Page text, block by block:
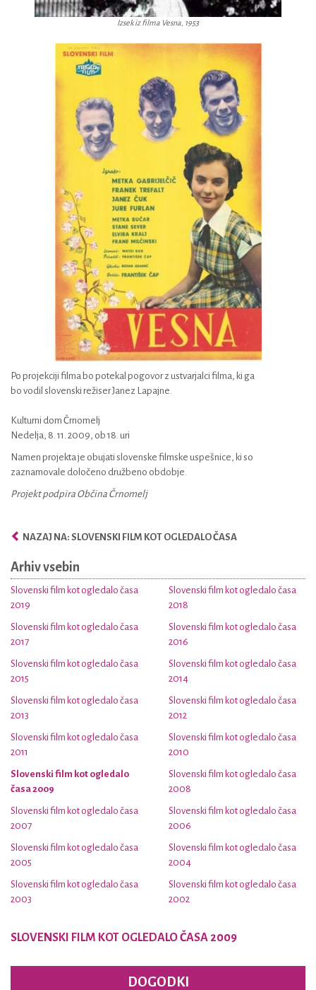
Izsek iz filma Vesna, 1953
Po projekciji filma bo potekal pogovor z ustvarjalci filma, ki ga
bo vodil slovenski režiser Janez Lapajne.
Kulturni dom Črnomelj
Nedelja, 8. 11. 2009, ob 18. uri
Namen projekta je obujati slovenske filmske uspešnice, ki so
zaznamovale določeno družbeno obdobje.
Projekt podpira Občina Črnomelj
NAZAJ NA: SLOVENSKI FILM KOT OGLEDALO ČASA
Arhiv vsebin
Slovenski film kot ogledalo časa
2019
Slovenski film kot ogledalo časa
2018
Slovenski film kot ogledalo časa
2017
Slovenski film kot ogledalo časa
2016
Slovenski film kot ogledalo časa
2015
Slovenski film kot ogledalo časa
2014
Slovenski film kot ogledalo časa
2013
Slovenski film kot ogledalo časa
2012
Slovenski film kot ogledalo časa
2011
Slovenski film kot ogledalo časa
2010
Slovenski film kot ogledalo
časa 2009
Slovenski film kot ogledalo časa
2008
Slovenski film kot ogledalo časa
2007
Slovenski film kot ogledalo časa
2006
Slovenski film kot ogledalo časa
2005
Slovenski film kot ogledalo časa
2004
Slovenski film kot ogledalo časa
2003
Slovenski film kot ogledalo časa
2002
SLOVENSKI FILM KOT OGLEDALO ČASA 2009
DOGODKI